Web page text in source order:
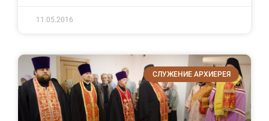
11.05.2016
СЛУЖЕНИЕ АРХИЕРЕЯ